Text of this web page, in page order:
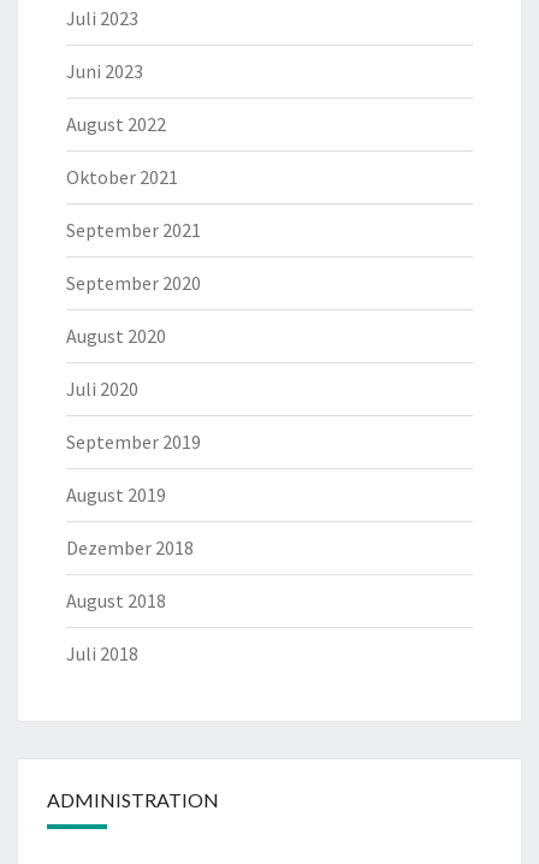
Juli 2023
Juni 2023
August 2022
Oktober 2021
September 2021
September 2020
August 2020
Juli 2020
September 2019
August 2019
Dezember 2018
August 2018
Juli 2018
ADMINISTRATION